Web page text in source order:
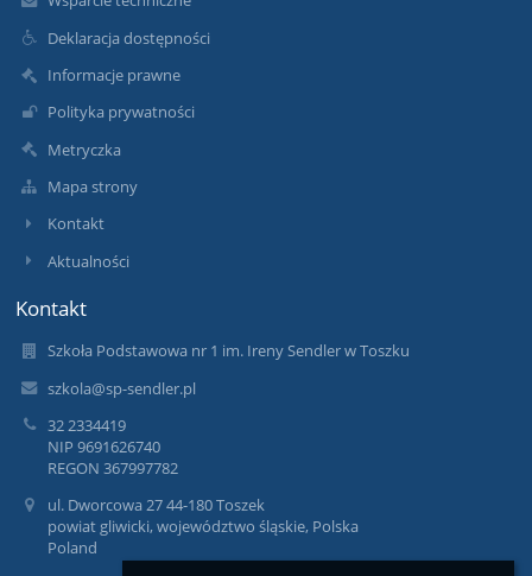
Deklaracja dostępności
Informacje prawne
Polityka prywatności
Metryczka
Mapa strony
Kontakt
Aktualności
Kontakt
Szkoła Podstawowa nr 1 im. Ireny Sendler w Toszku
szkola@sp-sendler.pl
32 2334419
NIP 9691626740
REGON 367997782
ul. Dworcowa 27 44-180 Toszek
powiat gliwicki, województwo śląskie, Polska
Poland